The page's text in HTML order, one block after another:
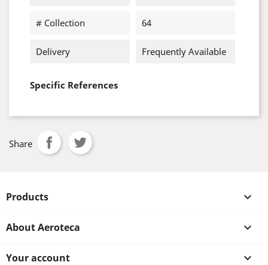
# Collection 64
Delivery Frequently Available
Specific References
Share
Products 
About Aeroteca 
Your account 